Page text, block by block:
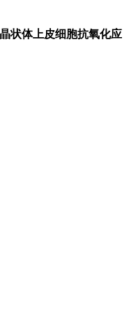
状体上皮细胞抗氧化应